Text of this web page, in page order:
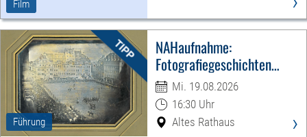
Film
Führung
NAHaufnahme:
Fotografiegeschichten
Leipzigs
Mi. 19.08.2026
16:30 Uhr
Altes Rathaus
›